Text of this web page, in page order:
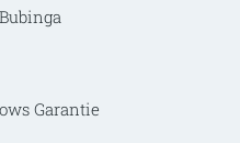
Garantie